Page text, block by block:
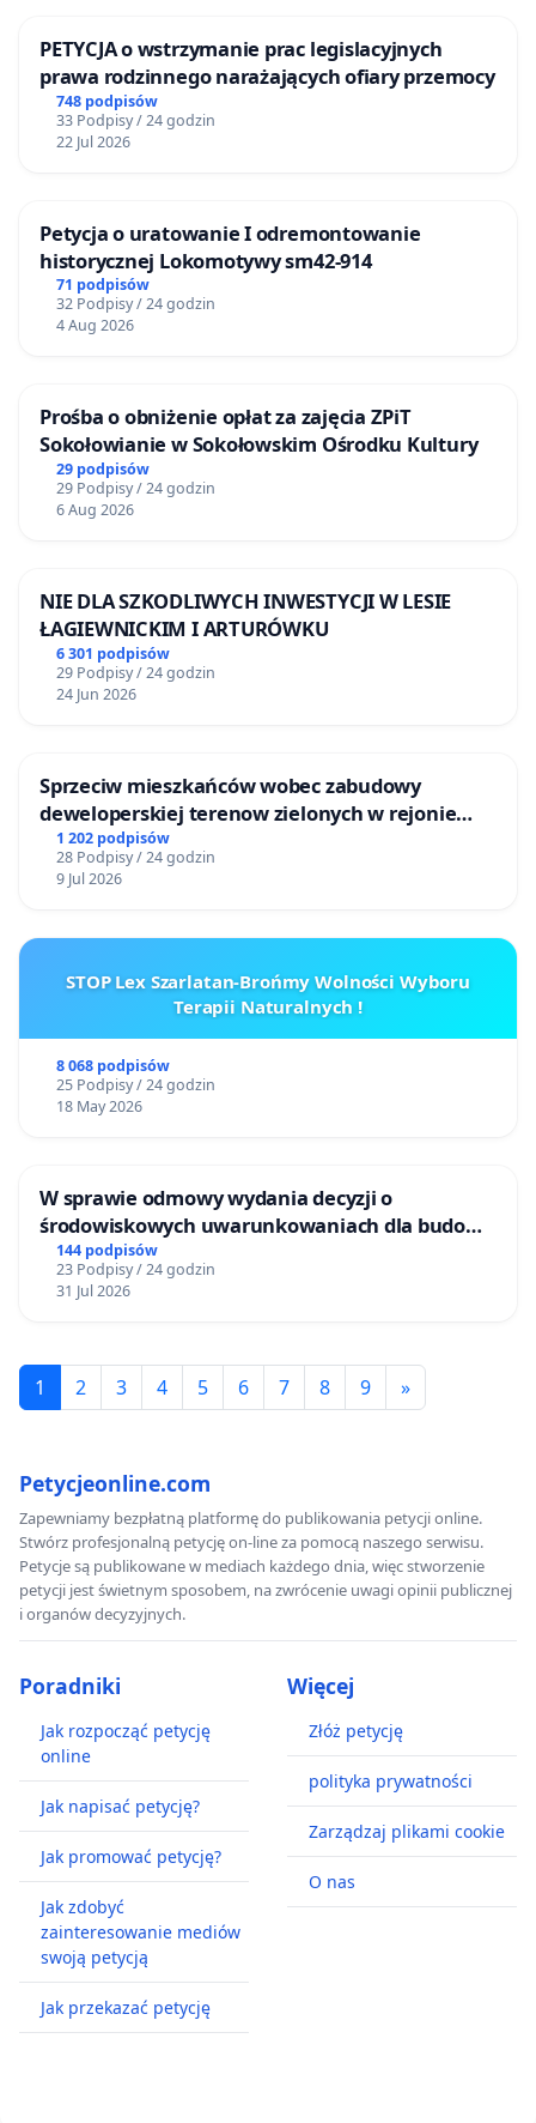
PETYCJA o wstrzymanie prac legislacyjnych
prawa rodzinnego narażających ofiary przemocy
748 podpisów
33 Podpisy / 24 godzin
22 Jul 2026
Petycja o uratowanie I odremontowanie
historycznej Lokomotywy sm42-914
71 podpisów
32 Podpisy / 24 godzin
4 Aug 2026
Prośba o obniżenie opłat za zajęcia ZPiT
Sokołowianie w Sokołowskim Ośrodku Kultury
29 podpisów
29 Podpisy / 24 godzin
6 Aug 2026
NIE DLA SZKODLIWYCH INWESTYCJI W LESIE
ŁAGIEWNICKIM I ARTURÓWKU
6 301 podpisów
29 Podpisy / 24 godzin
24 Jun 2026
Sprzeciw mieszkańców wobec zabudowy
deweloperskiej terenow zielonych w rejonie
Bulwarów Straceńskich w Bielsku-Białej
1 202 podpisów
28 Podpisy / 24 godzin
9 Jul 2026
STOP Lex Szarlatan-Brońmy Wolności Wyboru
Terapii Naturalnych !
8 068 podpisów
25 Podpisy / 24 godzin
18 May 2026
W sprawie odmowy wydania decyzji o
środowiskowych uwarunkowaniach dla budowy
zakładu wytwarzania biometanu „Krynki” w
Ostrowiu Południowym oraz ochrony
mieszkańców i Puszczy Knyszyńskiej
144 podpisów
23 Podpisy / 24 godzin
31 Jul 2026
1 2 3 4 5 6 7 8 9 »
Petycjeonline.com
Zapewniamy bezpłatną platformę do publikowania petycji online.
Stwórz profesjonalną petycję on-line za pomocą naszego serwisu.
Petycje są publikowane w mediach każdego dnia, więc stworzenie
petycji jest świetnym sposobem, na zwrócenie uwagi opinii publicznej
i organów decyzyjnych.
Poradniki
Jak rozpocząć petycję
online
Jak napisać petycję?
Jak promować petycję?
Jak zdobyć
zainteresowanie mediów
swoją petycją
Jak przekazać petycję
Więcej
Złóż petycję
polityka prywatności
Zarządzaj plikami cookie
O nas